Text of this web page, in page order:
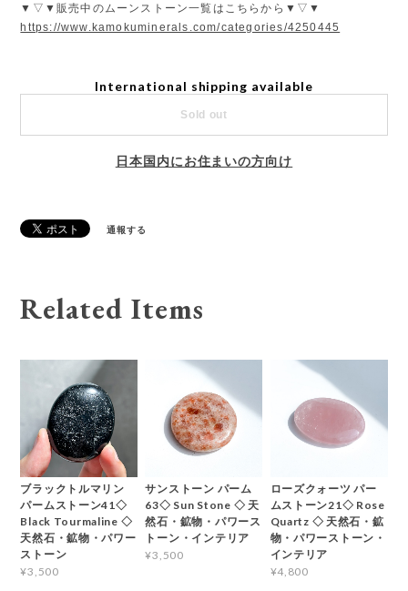
▼▽▼販売中のムーンストーン一覧はこちらから▼▽▼
https://www.kamokuminerals.com/categories/4250445
International shipping available
Sold out
日本国内にお住まいの方向け
通報する
Related Items
ブラックトルマリン
パームストーン41◇
Black Tourmaline ◇
天然石・鉱物・パワー
ストーン
¥3,500
サンストーン パーム
63◇ Sun Stone ◇ 天
然石・鉱物・パワース
トーン・インテリア
¥3,500
ローズクォーツ パー
ムストーン21◇ Rose
Quartz ◇ 天然石・鉱
物・パワーストーン・
インテリア
¥4,800